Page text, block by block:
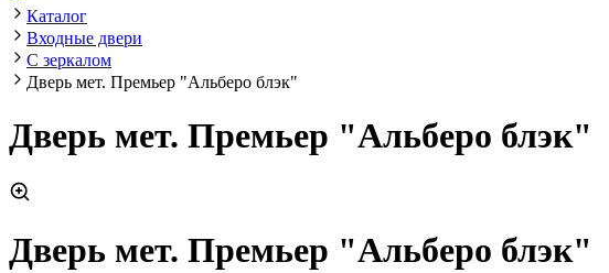
Каталог
Входные двери
С зеркалом
Дверь мет. Премьер "Альберо блэк"
Дверь мет. Премьер "Альберо блэк"
Дверь мет. Премьер "Альберо блэк"